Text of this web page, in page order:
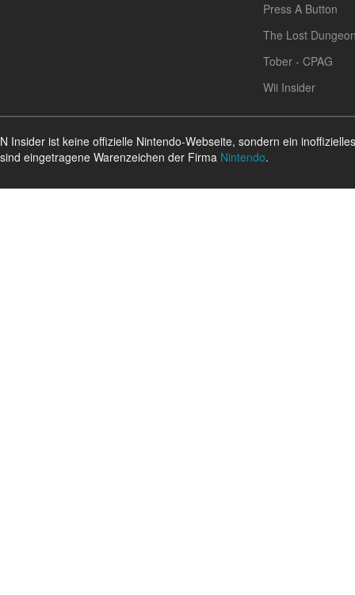
Press A Button
The Lost
Tober - CPAG
Wii Insider
N Insider ist keine offizielle Nintendo-Webseite, sondern ein
sind eingetragene Warenzeichen der Firma Nintendo.